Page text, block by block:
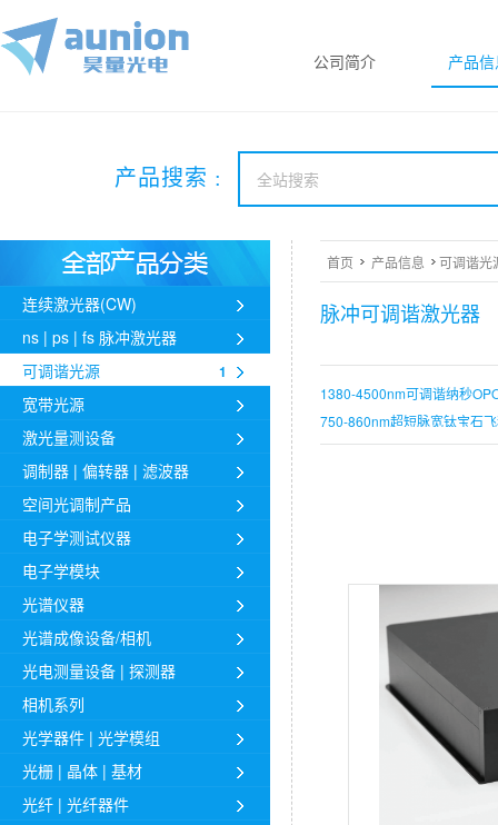
公司简介 产品信
产品搜索 :
连续激光器(CW)
ns | ps | fs 脉冲激光器
可调谐光源
1
宽带光源
激光量测设备
调制器 | 偏转器 | 滤波器
空间光调制产品
电子学测试仪器
电子学模块
光谱仪器
光谱成像设备/相机
光电测量设备 | 探测器
相机系列
光学器件 | 光学模组
光栅 | 晶体 | 基材
光纤 | 光纤器件
首页 产品信息 可调谐光
脉冲可调谐激光器
1380-4500nm可调谐纳秒
750-860nm超短脉宽钛宝石
3000-3400nm/3-3.4um可调